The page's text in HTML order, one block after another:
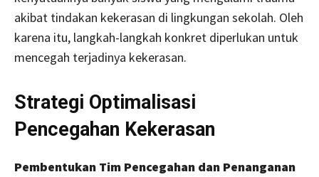
akibat tindakan kekerasan di lingkungan sekolah. Oleh
karena itu, langkah-langkah konkret diperlukan untuk
mencegah terjadinya kekerasan.
Strategi Optimalisasi
Pencegahan Kekerasan
Pembentukan Tim Pencegahan dan Penanganan